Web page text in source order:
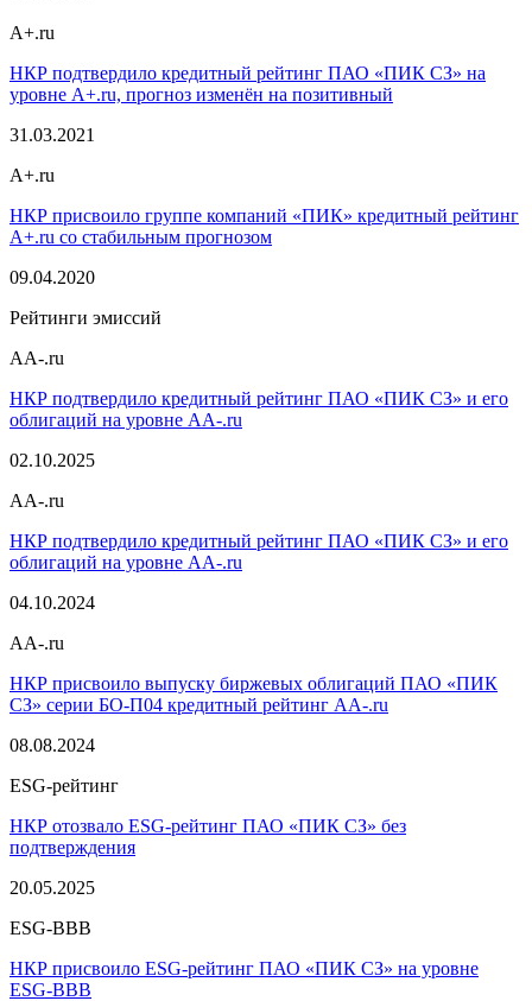
A+.ru
НКР подтвердило кредитный рейтинг ПАО «ПИК СЗ» на
уровне A+.ru, прогноз изменён на позитивный
31.03.2021
A+.ru
НКР присвоило группе компаний «ПИК» кредитный рейтинг
A+.ru со стабильным прогнозом
09.04.2020
Рейтинги эмиссий
AA-.ru
НКР подтвердило кредитный рейтинг ПАО «ПИК СЗ» и его
облигаций на уровне AA-.ru
02.10.2025
AA-.ru
НКР подтвердило кредитный рейтинг ПАО «ПИК СЗ» и его
облигаций на уровне AA-.ru
04.10.2024
AA-.ru
НКР присвоило выпуску биржевых облигаций ПАО «ПИК
СЗ» серии БО-П04 кредитный рейтинг AA-.ru
08.08.2024
ESG-рейтинг
НКР отозвало ESG-рейтинг ПАО «ПИК СЗ» без
подтверждения
20.05.2025
ESG-BBB
НКР присвоило ESG-рейтинг ПАО «ПИК СЗ» на уровне
ESG-ВВВ